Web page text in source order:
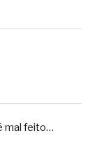
mal feito…